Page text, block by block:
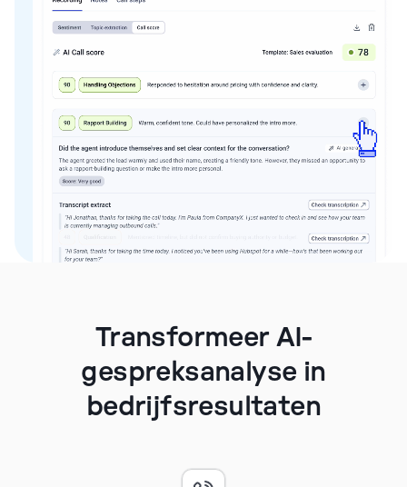
Transformeer AI-
gespreksanalyse in
bedrijfsresultaten